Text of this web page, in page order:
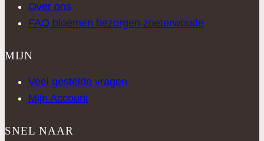
Over ons
FAQ bloemen bezorgen zoeterwoude
MIJN
Veel gestelde vragen
Mijn Account
SNEL NAAR